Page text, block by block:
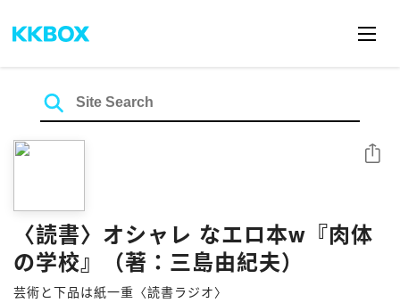
〈読書〉オシャレ なエロ本w『肉体
の学校』（著：三島由紀夫）
芸術と下品は紙一重〈読書ラジオ〉
Share